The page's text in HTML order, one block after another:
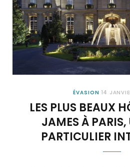
ÉVASION 14
LES PLUS BEAUX
JAMES À PARIS,
PARTICULIER